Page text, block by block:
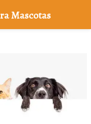
Mascotas